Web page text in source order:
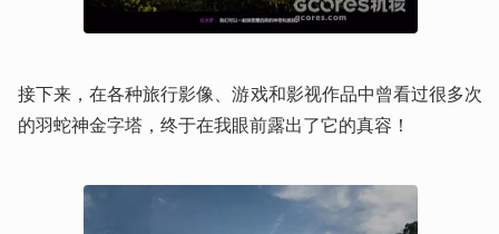
接下来，在各种旅行影像、游戏和影视作品中曾看过很多次
的羽蛇神金字塔，终于在我眼前露出了它的真容！